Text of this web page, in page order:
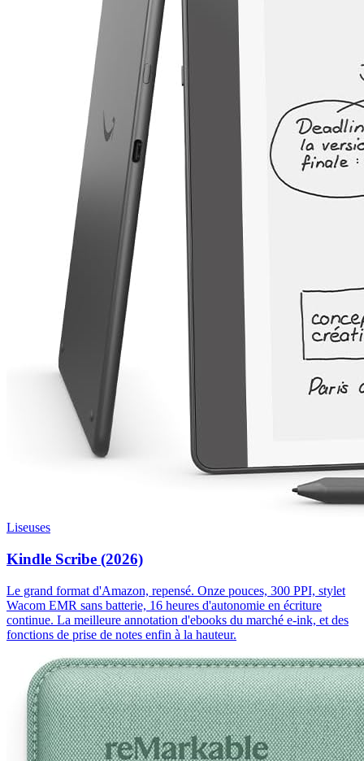
Liseuses
Kindle Scribe (2026)
Le grand format d'Amazon, repensé. Onze pouces, 300 PPI, stylet
Wacom EMR sans batterie, 16 heures d'autonomie en écriture
continue. La meilleure annotation d'ebooks du marché e-ink, et des
fonctions de prise de notes enfin à la hauteur.